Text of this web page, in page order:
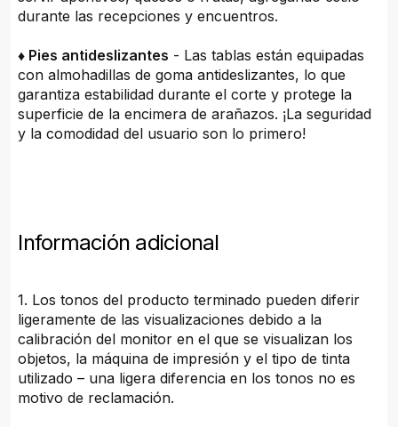
durante las recepciones y encuentros.
♦ Pies antideslizantes - Las tablas están equipadas
con almohadillas de goma antideslizantes, lo que
garantiza estabilidad durante el corte y protege la
superficie de la encimera de arañazos. ¡La seguridad
y la comodidad del usuario son lo primero!
Información adicional
1. Los tonos del producto terminado pueden diferir
ligeramente de las visualizaciones debido a la
calibración del monitor en el que se visualizan los
objetos, la máquina de impresión y el tipo de tinta
utilizado – una ligera diferencia en los tonos no es
motivo de reclamación.